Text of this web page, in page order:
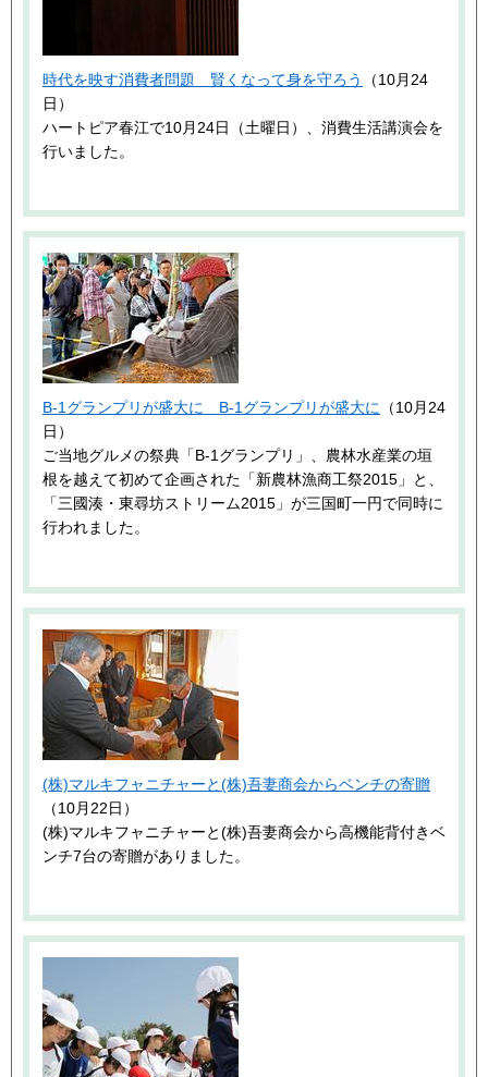
時代を映す消費者問題 賢くなって身を守ろう
（10月24
日）
ハートピア春江で10月24日（土曜日）、消費生活講演会を
行いました。
B-1グランプリが盛大に B-1グランプリが盛大に （10月24
日）
ご当地グルメの祭典「B-1グランプリ」、農林水産業の垣
根を越えて初めて企画された「新農林漁商工祭2015」と、
「三國湊・東尋坊ストリーム2015」が三国町一円で同時に
行われました。
(株)マルキフャニチャーと(株)吾妻商会からベンチの寄贈
（10月22日）
(株)マルキフャニチャーと(株)吾妻商会から高機能背付きベ
ンチ7台の寄贈がありました。